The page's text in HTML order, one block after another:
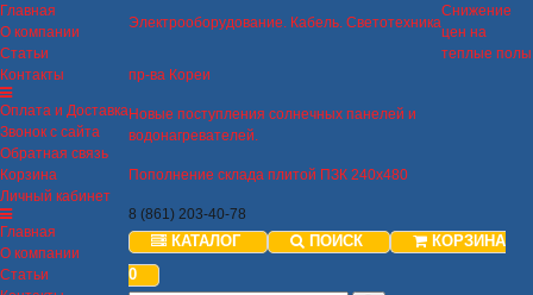
Главная
О компании
Статьи
Контакты
Оплата и Доставка
Звонок с сайта
Обратная связь
Корзина
Личный кабинет
Главная
О компании
Статьи
Электрооборудование. Кабель. Светотехника
Снижение
цен на
теплые полы
пр-ва Кореи
Новые поступления солнечных панелей и
водонагревателей.
Пополнение склада плитой ПЗК 240х480
8 (861) 203-40-78
КАТАЛОГ ПОИСК
КОРЗИНА
0